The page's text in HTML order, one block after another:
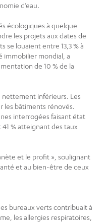
d’eau.
écologiques à quelque
les projets aux dates de
se louaient entre 13,3 % à
immobilier mondial, a
de 10 % de la
inférieurs. Les
les bâtiments rénovés.
interrogées faisant état
% atteignant des taux
et le profit », soulignant
et au bien-être de ceux
bureaux verts contribuait à
les allergies respiratoires,